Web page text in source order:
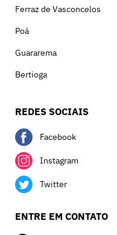
Ferraz de Vasconcelos
Poá
Guararema
Bertioga
REDES SOCIAIS
Facebook
Instagram
Twitter
ENTRE EM CONTATO